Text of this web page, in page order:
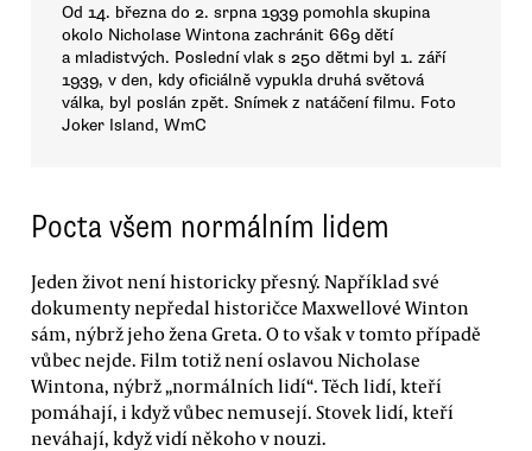
Od 14. března do 2. srpna 1939 pomohla skupina
okolo Nicholase Wintona zachránit 669 dětí
a mladistvých. Poslední vlak s 250 dětmi byl 1. září
1939, v den, kdy oficiálně vypukla druhá světová
válka, byl poslán zpět. Snímek z natáčení filmu. Foto
Joker Island, WmC
Pocta všem normálním lidem
Jeden život není historicky přesný. Například své
dokumenty nepředal historičce Maxwellové Winton
sám, nýbrž jeho žena Greta. O to však v tomto případě
vůbec nejde. Film totiž není oslavou Nicholase
Wintona, nýbrž „normálních lidí“. Těch lidí, kteří
pomáhají, i když vůbec nemusejí. Stovek lidí, kteří
neváhají, když vidí někoho v nouzi.